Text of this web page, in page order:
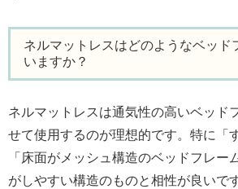
ネルマットレスはどのようなベッド
いますか？
ネルマットレスは通気性の高いベッド
せて使用するのが理想的です。特に「
「床面がメッシュ構造のベッドフレー
がしやすい構造のものと相性が良いで